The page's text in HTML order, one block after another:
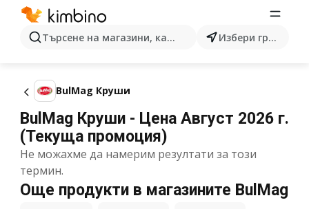
Търсене на магазини, категории, продукти...Избери град
BulMag Круши
BulMag Круши - Цена Август 2026 г.
(Текуща промоция)
Не можахме да намерим резултати за този
термин.
Още продукти в магазините BulMag